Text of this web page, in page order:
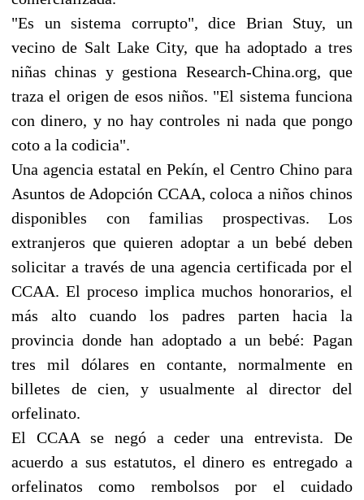
"Es un sistema corrupto", dice Brian Stuy, un
vecino de Salt Lake City, que ha adoptado a tres
niñas chinas y gestiona Research-China.org, que
traza el origen de esos niños. "El sistema funciona
con dinero, y no hay controles ni nada que pongo
coto a la codicia".
Una agencia estatal en Pekín, el Centro Chino para
Asuntos de Adopción CCAA, coloca a niños chinos
disponibles con familias prospectivas. Los
extranjeros que quieren adoptar a un bebé deben
solicitar a través de una agencia certificada por el
CCAA. El proceso implica muchos honorarios, el
más alto cuando los padres parten hacia la
provincia donde han adoptado a un bebé: Pagan
tres mil dólares en contante, normalmente en
billetes de cien, y usualmente al director del
orfelinato.
El CCAA se negó a ceder una entrevista. De
acuerdo a sus estatutos, el dinero es entregado a
orfelinatos como rembolsos por el cuidado